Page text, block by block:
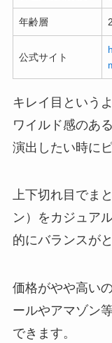
年齢層
公式サイト
キレイ目という
ワイルド感のあ
演出したい時に
上下切れ目でま
ン）をカジュア
的にバランスが
価格がやや高い
ールやアマゾン
できます。